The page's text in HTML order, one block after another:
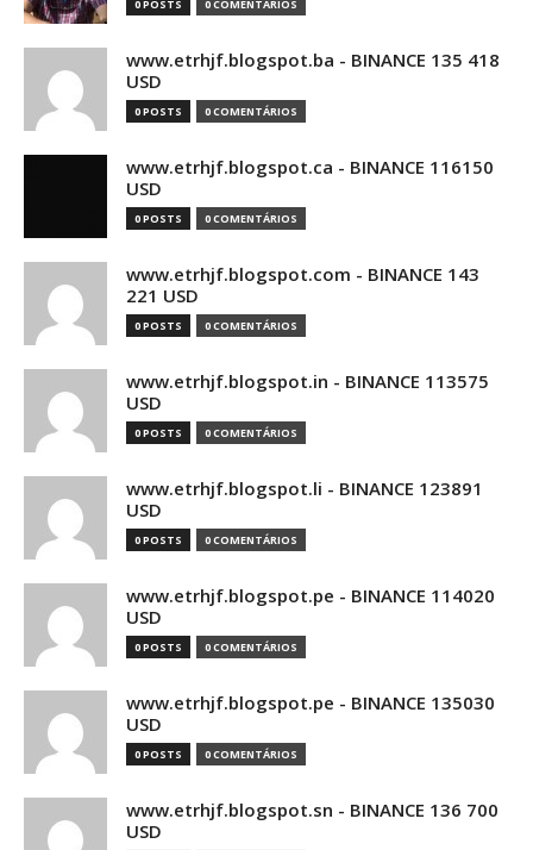
0 POSTS 0 COMENTÁRIOS
www.etrhjf.blogspot.ba - BINANCE 135 418
USD
0 POSTS 0 COMENTÁRIOS
www.etrhjf.blogspot.ca - BINANCE 116150
USD
0 POSTS 0 COMENTÁRIOS
www.etrhjf.blogspot.com - BINANCE 143
221 USD
0 POSTS 0 COMENTÁRIOS
www.etrhjf.blogspot.in - BINANCE 113575
USD
0 POSTS 0 COMENTÁRIOS
www.etrhjf.blogspot.li - BINANCE 123891
USD
0 POSTS 0 COMENTÁRIOS
www.etrhjf.blogspot.pe - BINANCE 114020
USD
0 POSTS 0 COMENTÁRIOS
www.etrhjf.blogspot.pe - BINANCE 135030
USD
0 POSTS 0 COMENTÁRIOS
www.etrhjf.blogspot.sn - BINANCE 136 700
USD